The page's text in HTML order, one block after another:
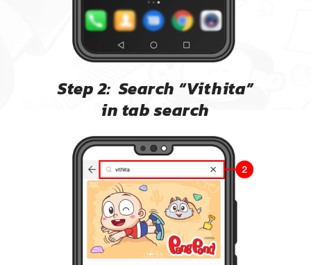
Step 2: Search “Vithita”
in tab search